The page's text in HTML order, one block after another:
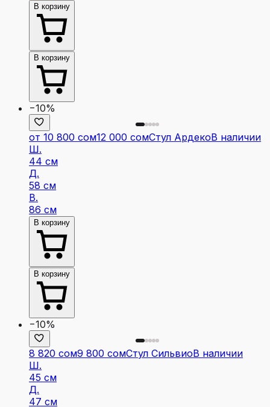
В корзину
В корзину
−10%
от 10 800 сом12 000 сомСтул АрдекоВ наличии
Ш.
44 см
Д.
58 см
В.
86 см
В корзину
В корзину
−10%
8 820 сом9 800 сомСтул СильвиоВ наличии
Ш.
45 см
Д.
47 см